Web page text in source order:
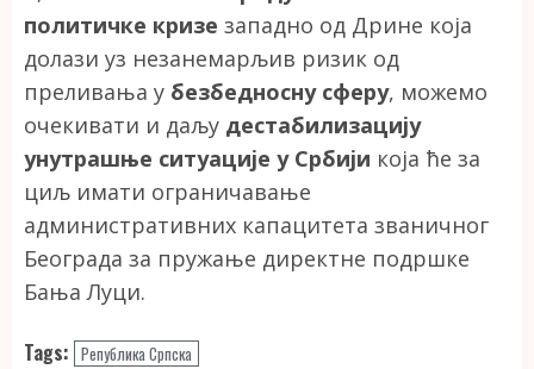
политичке кризе западно од Дрине која
долази уз незанемарљив ризик од
преливања у безбедносну сферу, можемо
очекивати и даљу дестабилизацију
унутрашње ситуације у Србији која ће за
циљ имати ограничавање
административних капацитета званичног
Београда за пружање директне подршке
Бања Луци.
Tags: Република Српска